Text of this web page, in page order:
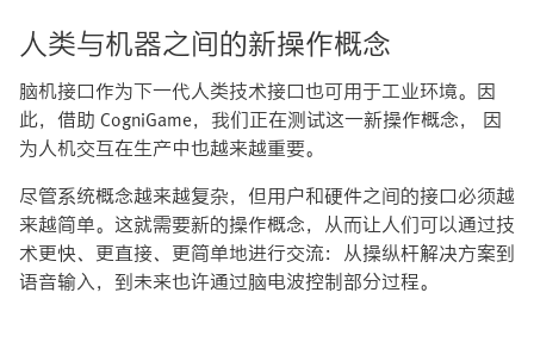
人类与机器之间的新操作概念
脑机接口作为下一代人类技术接口也可用于工业环境。因
此，借助 CogniGame，我们正在测试这一新操作概念， 因
为人机交互在生产中也越来越重要。
尽管系统概念越来越复杂，但用户和硬件之间的接口必须越
来越简单。这就需要新的操作概念，从而让人们可以通过技
术更快、更直接、更简单地进行交流：从操纵杆解决方案到
语音输入，到未来也许通过脑电波控制部分过程。